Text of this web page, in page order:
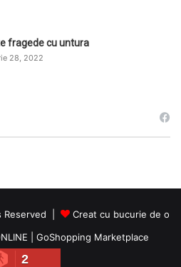
fragede cu untura
28, 2022
Reserved |
Creat cu bucurie de o
GoShopping Marketplace
2